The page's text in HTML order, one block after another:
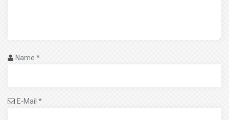
Name *
E-Mail *